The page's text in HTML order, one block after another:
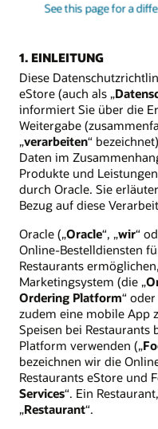
See this page for a
1. EINLEITUNG
Diese
eStore (auch als „
informiert Sie über die
Weitergabe
„verarbeiten“
Daten im
Produkte und
durch Oracle. Sie
Bezug auf diese
Oracle („Oracle“, „wir“
Online-Bestelldiensten
Restaurants
Marketingsystem (die „
Ordering Platform“ oder
zudem eine mobile App
Speisen bei Restaurants
Platform verwenden („
bezeichnen wir die
Restaurants eStore und
Services“. Ein
„Restaurant“.